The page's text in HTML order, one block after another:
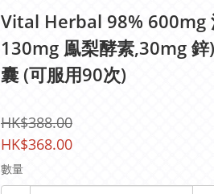
Vital Herbal 98% 600mg
130mg 鳯梨酵素,30mg
囊 (可服用90次)
HK$388.00
HK$368.00
數量